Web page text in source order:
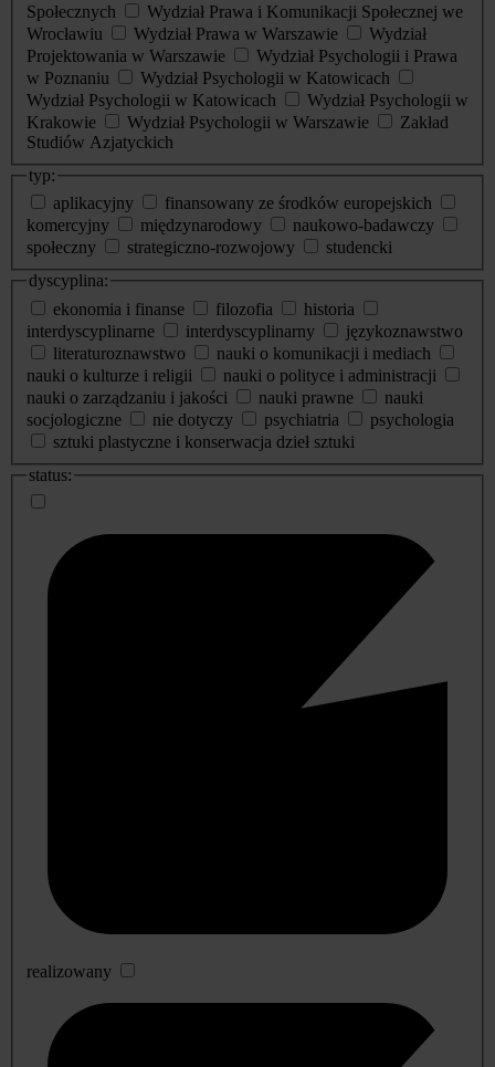
Społecznych
Wydział Prawa i Komunikacji Społecznej we
Wrocławiu
Wydział Prawa w Warszawie
Wydział
Projektowania w Warszawie
Wydział Psychologii i Prawa
w Poznaniu
Wydział Psychologii w Katowicach
Wydział Psychologii w Katowicach
Wydział Psychologii w
Krakowie
Wydział Psychologii w Warszawie
Zakład
Studiów Azjatyckich
typ:
aplikacyjny
finansowany ze środków europejskich
komercyjny
międzynarodowy
naukowo-badawczy
społeczny
strategiczno-rozwojowy
studencki
dyscyplina:
ekonomia i finanse
filozofia
historia
interdyscyplinarne
interdyscyplinarny
językoznawstwo
literaturoznawstwo
nauki o komunikacji i mediach
nauki o kulturze i religii
nauki o polityce i administracji
nauki o zarządzaniu i jakości
nauki prawne
nauki
socjologiczne
nie dotyczy psychiatria
psychologia
sztuki plastyczne i konserwacja dzieł sztuki
status:
realizowany